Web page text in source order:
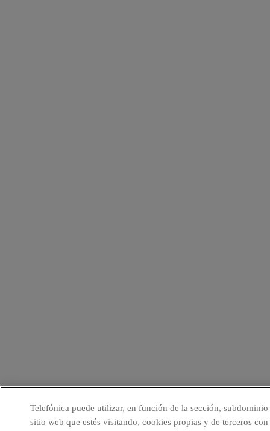
Telefónica puede utilizar, en función de la sección,
sitio web que estés visitando, cookies propias y de terceros